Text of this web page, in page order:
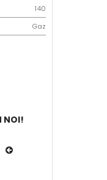
140
Gaz
NOI!